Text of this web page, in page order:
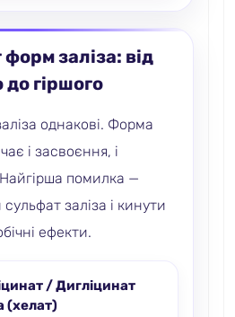
заліза: від
гіршого
однакові. Форма
і засвоєння, і
помилка —
заліза і кинути
ефекти.
/ Дигліцинат
(хелат)